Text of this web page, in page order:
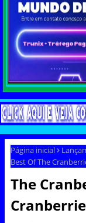
Página inicial
Best Of The
The